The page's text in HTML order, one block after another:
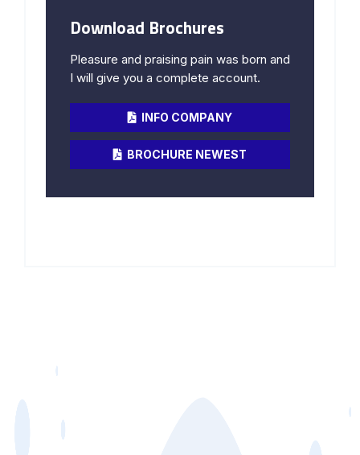
Download Brochures
Pleasure and praising pain was born and
I will give you a complete account.
INFO COMPANY
BROCHURE NEWEST